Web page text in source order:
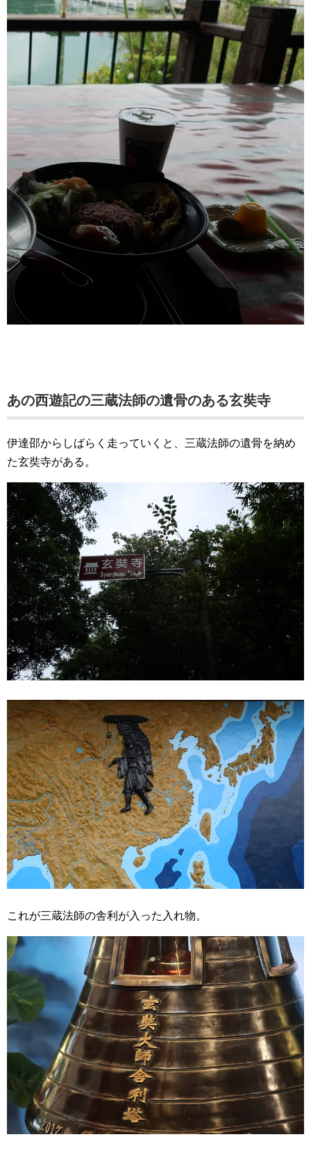
あの西遊記の三蔵法師の遺骨のある玄奘寺
伊達邵からしばらく走っていくと、三蔵法師の遺骨を納め
た玄奘寺がある。
これが三蔵法師の舎利が入った入れ物。